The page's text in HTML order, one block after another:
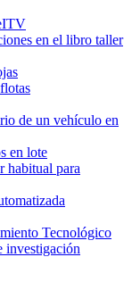
en el libro taller
de un vehículo en
en lote
habitual para
Tecnológico
investigación